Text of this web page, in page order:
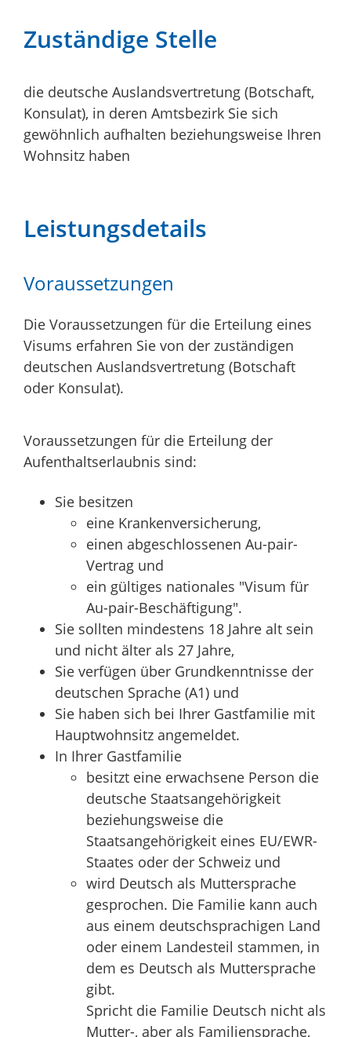
Zuständige Stelle
die deutsche Auslandsvertretung (Botschaft,
Konsulat), in deren Amtsbezirk Sie sich
gewöhnlich aufhalten beziehungsweise Ihren
Wohnsitz haben
Leistungsdetails
Voraussetzungen
Die Voraussetzungen für die Erteilung eines
Visums erfahren Sie von der zuständigen
deutschen Auslandsvertretung (Botschaft
oder Konsulat).
Voraussetzungen für die Erteilung der
Aufenthaltserlaubnis sind:
Sie besitzen
eine Krankenversicherung,
einen abgeschlossenen Au-pair-
Vertrag und
ein gültiges nationales "Visum für
Au-pair-Beschäftigung".
Sie sollten mindestens 18 Jahre alt sein
und nicht älter als 27 Jahre,
Sie verfügen über Grundkenntnisse der
deutschen Sprache (A1) und
Sie haben sich bei Ihrer Gastfamilie mit
Hauptwohnsitz angemeldet.
In Ihrer Gastfamilie
besitzt eine erwachsene Person die
deutsche Staatsangehörigkeit
beziehungsweise die
Staatsangehörigkeit eines EU/EWR-
Staates oder der Schweiz und
wird Deutsch als Muttersprache
gesprochen. Die Familie kann auch
aus einem deutschsprachigen Land
oder einem Landesteil stammen, in
dem es Deutsch als Muttersprache
gibt.
Spricht die Familie Deutsch nicht als
Mutter-, aber als Familiensprache,